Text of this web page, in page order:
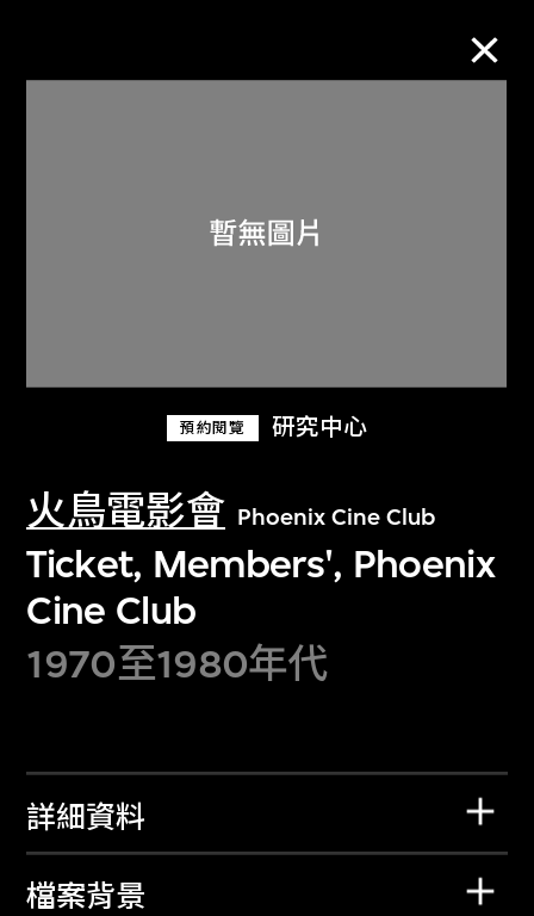
預約閱覽 研究中心
火鳥電影會 Phoenix Cine Club
Ticket, Members', Phoenix
Cine Club
1970至1980年代
詳細資料
檔案背景
關於M+藏品
探索世界頂級的二十及二十一世紀視覺
文化藏品。